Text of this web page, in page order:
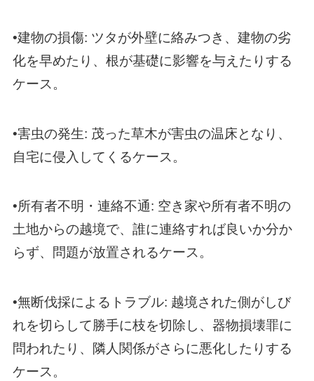
•建物の損傷: ツタが外壁に絡みつき、建物の劣
化を早めたり、根が基礎に影響を与えたりする
ケース。
•害虫の発生: 茂った草木が害虫の温床となり、
自宅に侵入してくるケース。
•所有者不明・連絡不通: 空き家や所有者不明の
土地からの越境で、誰に連絡すれば良いか分か
らず、問題が放置されるケース。
•無断伐採によるトラブル: 越境された側がしび
れを切らして勝手に枝を切除し、器物損壊罪に
問われたり、隣人関係がさらに悪化したりする
ケース。